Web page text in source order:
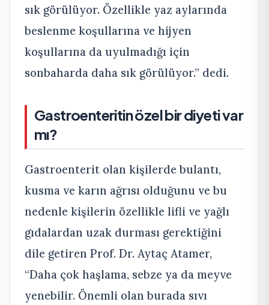
sık görülüyor. Özellikle yaz aylarında
beslenme koşullarına ve hijyen
koşullarına da uyulmadığı için
sonbaharda daha sık görülüyor.” dedi.
Gastroenteritin özel bir diyeti var
mı?
Gastroenterit olan kişilerde bulantı,
kusma ve karın ağrısı olduğunu ve bu
nedenle kişilerin özellikle lifli ve yağlı
gıdalardan uzak durması gerektiğini
dile getiren Prof. Dr. Aytaç Atamer,
“Daha çok haşlama, sebze ya da meyve
yenebilir. Önemli olan burada sıvı